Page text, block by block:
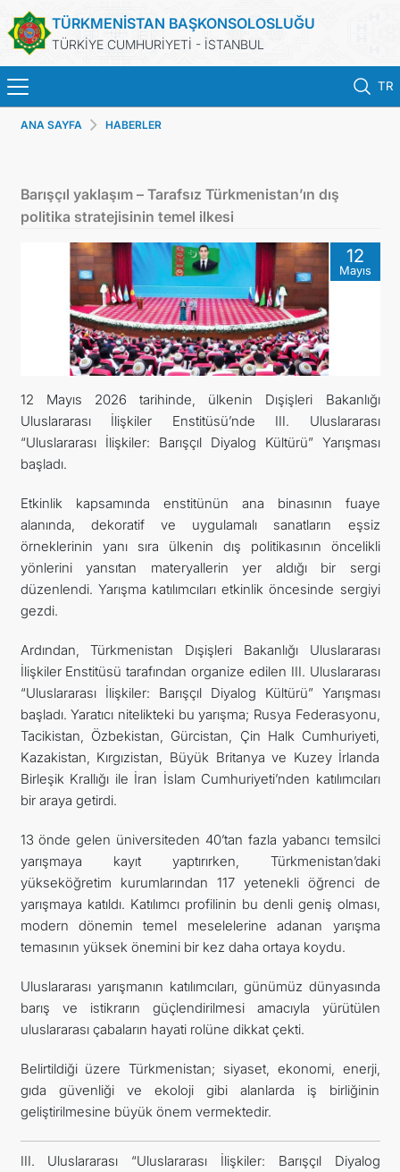
TÜRKMENİSTAN BAŞKONSOLOSLUĞU
TÜRKİYE CUMHURİYETİ - İSTANBUL
TR
KONSOLOSLUK RANDEVU SISTEMI
KONSOLOSLUK IŞLEMLERI
DB
İLETIŞIM
ANA SAYFA HABERLER
Barışçıl yaklaşım – Tarafsız Türkmenistan’ın dış
politika stratejisinin temel ilkesi
12
Mayıs
12 Mayıs 2026 tarihinde, ülkenin Dışişleri Bakanlığı
Uluslararası İlişkiler Enstitüsü’nde III. Uluslararası
“Uluslararası İlişkiler: Barışçıl Diyalog Kültürü” Yarışması
başladı.
Etkinlik kapsamında enstitünün ana binasının fuaye
alanında, dekoratif ve uygulamalı sanatların eşsiz
örneklerinin yanı sıra ülkenin dış politikasının öncelikli
yönlerini yansıtan materyallerin yer aldığı bir sergi
düzenlendi. Yarışma katılımcıları etkinlik öncesinde sergiyi
gezdi.
Ardından, Türkmenistan Dışişleri Bakanlığı Uluslararası
İlişkiler Enstitüsü tarafından organize edilen III. Uluslararası
“Uluslararası İlişkiler: Barışçıl Diyalog Kültürü” Yarışması
başladı. Yaratıcı nitelikteki bu yarışma; Rusya Federasyonu,
Tacikistan, Özbekistan, Gürcistan, Çin Halk Cumhuriyeti,
Kazakistan, Kırgızistan, Büyük Britanya ve Kuzey İrlanda
Birleşik Krallığı ile İran İslam Cumhuriyeti’nden katılımcıları
bir araya getirdi.
13 önde gelen üniversiteden 40’tan fazla yabancı temsilci
yarışmaya kayıt yaptırırken, Türkmenistan’daki
yükseköğretim kurumlarından 117 yetenekli öğrenci de
yarışmaya katıldı. Katılımcı profilinin bu denli geniş olması,
modern dönemin temel meselelerine adanan yarışma
temasının yüksek önemini bir kez daha ortaya koydu.
Uluslararası yarışmanın katılımcıları, günümüz dünyasında
barış ve istikrarın güçlendirilmesi amacıyla yürütülen
uluslararası çabaların hayati rolüne dikkat çekti.
Belirtildiği üzere Türkmenistan; siyaset, ekonomi, enerji,
gıda güvenliği ve ekoloji gibi alanlarda iş birliğinin
geliştirilmesine büyük önem vermektedir.
III. Uluslararası “Uluslararası İlişkiler: Barışçıl Diyalog